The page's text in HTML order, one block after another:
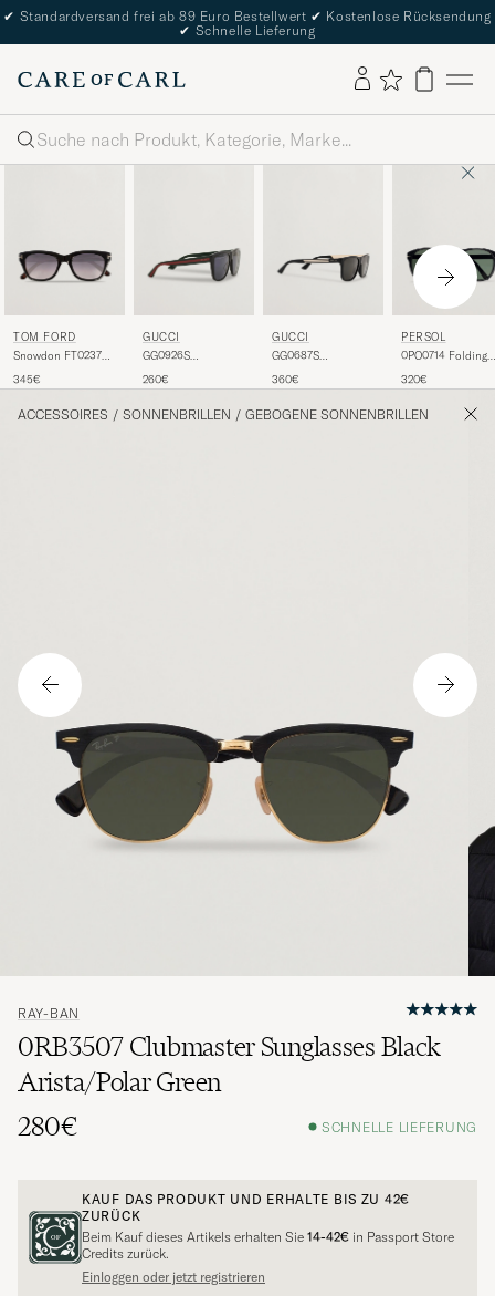
✔ Standardversand frei ab 89 Euro Bestellwert ✔ Kostenlose Rücksendung
✔ Schnelle Lieferung
Suche
TOM FORD
Snowdon FT0237
345€
GUCCI
GG0926S
Black/Green
260€
GUCCI
GG0687S
360€
PERSOL
0PO0714 Folding
Black/Crystal
320€
ACCESSOIRES / SONNENBRILLEN / GEBOGENE SONNENBRILLEN
RAY-BAN
0RB3507 Clubmaster Sunglasses Black
Arista/Polar Green
280€
SCHNELLE LIEFERUNG
KAUF DAS PRODUKT UND ERHALTE BIS ZU 42€
ZURÜCK
Beim Kauf dieses Artikels erhalten Sie 14-42€ in Passport Store
Credits zurück.
Einloggen oder jetzt registrieren